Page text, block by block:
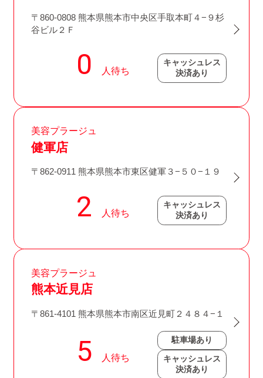
〒860-0808 熊本県熊本市中央区手取本町４−９杉
谷ビル２Ｆ
キャッシュレス
決済あり
美容プラージュ
健軍店
〒862-0911 熊本県熊本市東区健軍３−５０−１９
キャッシュレス
決済あり
美容プラージュ
熊本近見店
〒861-4101 熊本県熊本市南区近見町２４８４−１
駐車場あり
キャッシュレス
決済あり